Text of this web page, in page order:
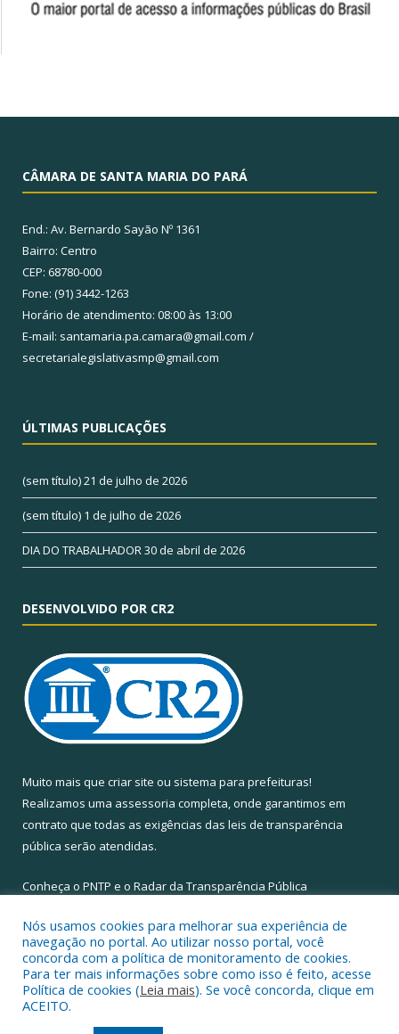
CÂMARA DE SANTA MARIA DO PARÁ
End.: Av. Bernardo Sayão Nº 1361
Bairro: Centro
CEP: 68780-000
Fone: (91) 3442-1263
Horário de atendimento: 08:00 às 13:00
E-mail: santamaria.pa.camara@gmail.com /
secretarialegislativasmp@gmail.com
ÚLTIMAS PUBLICAÇÕES
(sem título)21 de julho de 2026
(sem título) 1 de julho de 2026
DIA DO TRABALHADOR30 de abril de 2026
DESENVOLVIDO POR CR2
Muito mais que criar site ou sistema para prefeituras!
Realizamos uma assessoria completa, onde garantimos em
contrato que todas as exigências das leis de transparência
pública serão atendidas.
Conheça o PNTP e o Radar da Transparência Pública
Todos os direitos reservados a Câmara Municipal de Santa Maria
do Pará.
Nós usamos cookies para melhorar sua experiência de
navegação no portal. Ao utilizar nosso portal, você
concorda com a política de monitoramento de cookies.
Para ter mais informações sobre como isso é feito, acesse
Política de cookies (Leia mais). Se você concorda, clique em
ACEITO.